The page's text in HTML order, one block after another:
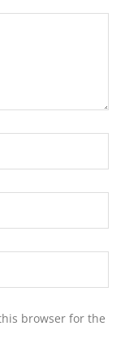
browser for the